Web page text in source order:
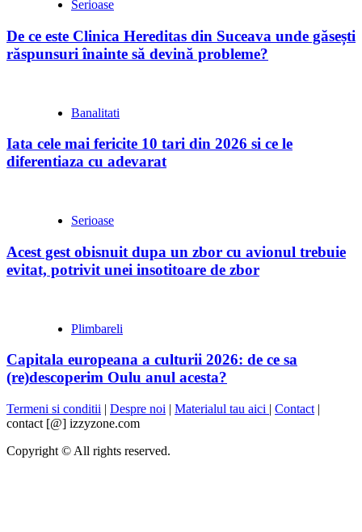
Serioase
De ce este Clinica Hereditas din Suceava unde găsești
răspunsuri înainte să devină probleme?
Banalitati
Iata cele mai fericite 10 tari din 2026 si ce le
diferentiaza cu adevarat
Serioase
Acest gest obisnuit dupa un zbor cu avionul trebuie
evitat, potrivit unei insotitoare de zbor
Plimbareli
Capitala europeana a culturii 2026: de ce sa
(re)descoperim Oulu anul acesta?
Termeni si conditii | Despre noi | Materialul tau aici | Contact |
contact [@] izzyzone.com
Copyright © All rights reserved.